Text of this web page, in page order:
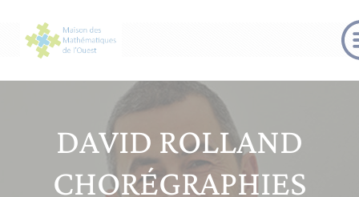
DAVID ROLLAND
CHORÉGRAPHIES